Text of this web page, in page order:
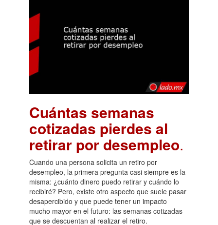
Cuántas semanas
cotizadas pierdes al
retirar por desempleo.
Cuando una persona solicita un retiro por
desempleo, la primera pregunta casi siempre es la
misma: ¿cuánto dinero puedo retirar y cuándo lo
recibiré? Pero, existe otro aspecto que suele pasar
desapercibido y que puede tener un impacto
mucho mayor en el futuro: las semanas cotizadas
que se descuentan al realizar el retiro.